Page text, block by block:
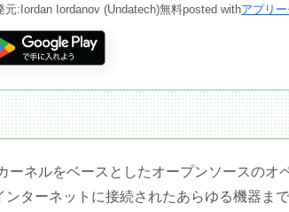
元: Iordan Iordanov (Undatech)無料posted withアプリー
ネルをベースとしたオープンソースのオ
ターネットに接続されたあらゆる機器ま